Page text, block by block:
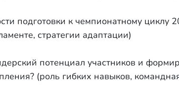
подготовки к чемпионатному циклу
стратегии адаптации)
потенциал участников и
(роль гибких навыков,